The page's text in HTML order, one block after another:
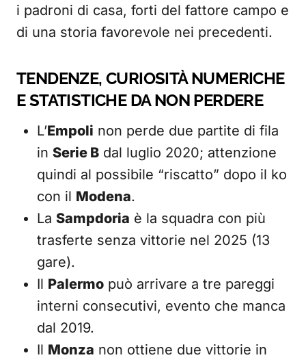
i padroni di casa, forti del fattore campo e
di una storia favorevole nei precedenti.
TENDENZE, CURIOSITÀ NUMERICHE
E STATISTICHE DA NON PERDERE
L’Empoli non perde due partite di fila
in Serie B dal luglio 2020; attenzione
quindi al possibile “riscatto” dopo il ko
con il Modena.
La Sampdoria è la squadra con più
trasferte senza vittorie nel 2025 (13
gare).
Il Palermo può arrivare a tre pareggi
interni consecutivi, evento che manca
dal 2019.
Il Monza non ottiene due vittorie in